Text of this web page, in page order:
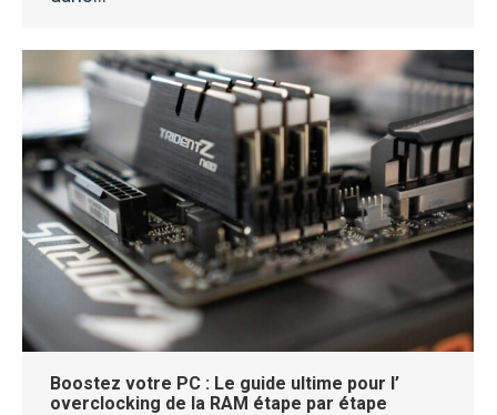
Boostez votre PC : Le guide ultime pour l’
overclocking de la RAM étape par étape